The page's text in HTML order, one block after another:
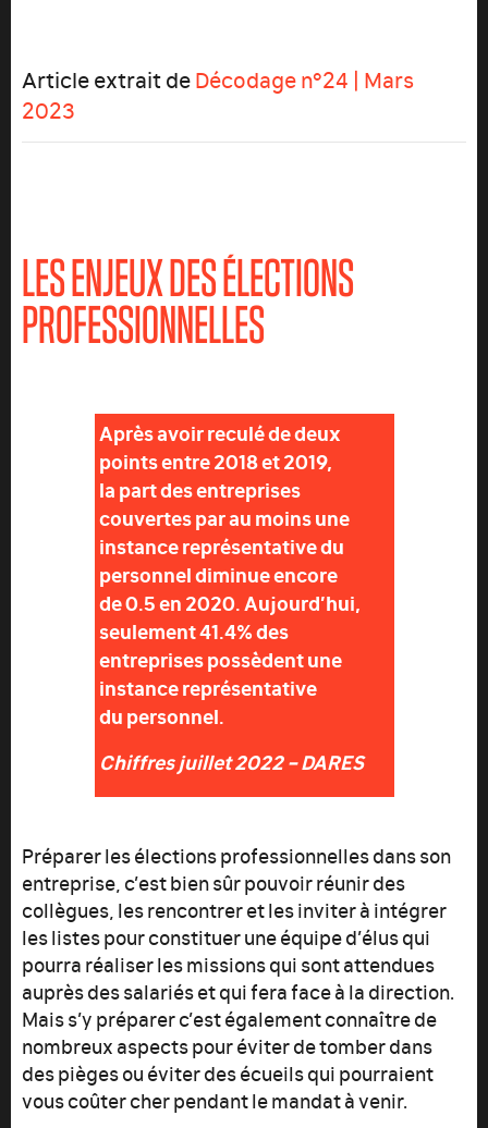
Article extrait deDécodage n°24 | Mars
2023
LES ENJEUX DES ÉLECTIONS
PROFESSIONNELLES
Après avoir reculé de deux
points entre 2018 et 2019,
la part des entreprises
couvertes par au moins une
instance représentative du
personnel diminue encore
de 0.5 en 2020. Aujourd’hui,
seulement 41.4% des
entreprises possèdent une
instance représentative
du personnel.
Chiffres juillet 2022 – DARES
Préparer les élections professionnelles dans son
entreprise, c’est bien sûr pouvoir réunir des
collègues, les rencontrer et les inviter à intégrer
les listes pour constituer une équipe d’élus qui
pourra réaliser les missions qui sont attendues
auprès des salariés et qui fera face à la direction.
Mais s’y préparer c’est également connaître de
nombreux aspects pour éviter de tomber dans
des pièges ou éviter des écueils qui pourraient
vous coûter cher pendant le mandat à venir.